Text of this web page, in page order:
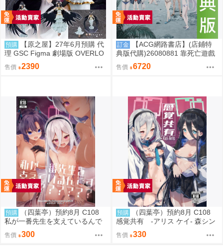
預購
【原之屋】27年6月預購 代
理 GSC Figma 劇場版 OVERLO
RD 聖王國篇 雅兒貝德 0918
售價 2390
訂金
【ACG網路書店】(店鋪特
典版代購)26080881 靠死亡遊戲
混飯吃。44:CLOUDY BEACH 藍
光BD 幽鬼抱枕套限定版
售價 6720
預購
（四葉亭）預約8月 C108
私が一番先生を支えているんで
すけど みどり
售價 300
預購
（四葉亭）預約8月 C108
感覚共有 -アリス ケイ- 森シン
リスク
售價 330